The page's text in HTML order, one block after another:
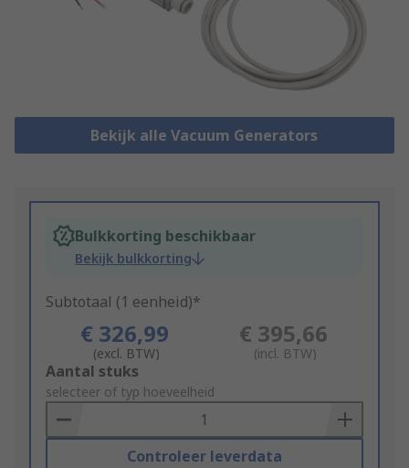
Bekijk alle Vacuum Generators
Bulkkorting beschikbaar
Bekijk bulkkorting
Subtotaal (1 eenheid)*
€ 326,99
(excl. BTW)
€ 395,66
(incl. BTW)
Add
to
Basket
Aantal stuks
selecteer of typ hoeveelheid
Controleer leverdata